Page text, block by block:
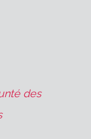
des